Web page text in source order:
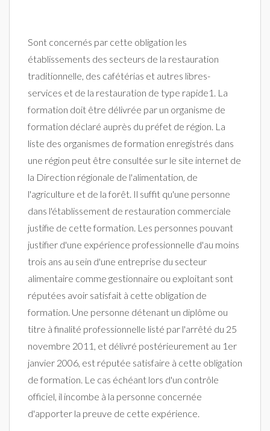
Sont concernés par cette obligation les
établissements des secteurs de la restauration
traditionnelle, des cafétérias et autres libres-
services et de la restauration de type rapide1. La
formation doit être délivrée par un organisme de
formation déclaré auprès du préfet de région. La
liste des organismes de formation enregistrés dans
une région peut être consultée sur le site internet de
la Direction régionale de l'alimentation, de
l'agriculture et de la forêt. Il suffit qu'une personne
dans l'établissement de restauration commerciale
justifie de cette formation. Les personnes pouvant
justifier d'une expérience professionnelle d'au moins
trois ans au sein d'une entreprise du secteur
alimentaire comme gestionnaire ou exploitant sont
réputées avoir satisfait à cette obligation de
formation. Une personne détenant un diplôme ou
titre à finalité professionnelle listé par l'arrêté du 25
novembre 2011, et délivré postérieurement au 1er
janvier 2006, est réputée satisfaire à cette obligation
de formation. Le cas échéant lors d'un contrôle
officiel, il incombe à la personne concernée
d'apporter la preuve de cette expérience.